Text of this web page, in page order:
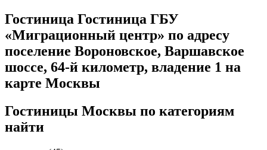
Гостиница Гостиница ГБУ
«Миграционный центр» по адресу
поселение Вороновское, Варшавское
шоссе, 64-й километр, владение 1 на
карте Москвы
Гостиницы Москвы по категориям
найти